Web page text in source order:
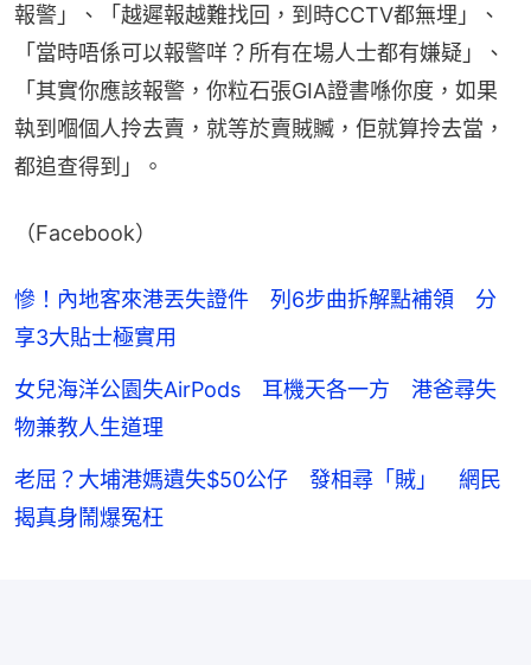
報警」、「越遲報越難找回，到時CCTV都無埋」、
「當時唔係可以報警咩？所有在場人士都有嫌疑」、
「其實你應該報警，你粒石張GIA證書喺你度，如果
執到嗰個人拎去賣，就等於賣賊贓，佢就算拎去當，
都追查得到」。
（Facebook）
慘！內地客來港丟失證件 列6步曲拆解點補領 分
享3大貼士極實用
女兒海洋公園失AirPods 耳機天各一方 港爸尋失
物兼教人生道理
老屈？大埔港媽遺失$50公仔 發相尋「賊」 網民
揭真身鬧爆冤枉